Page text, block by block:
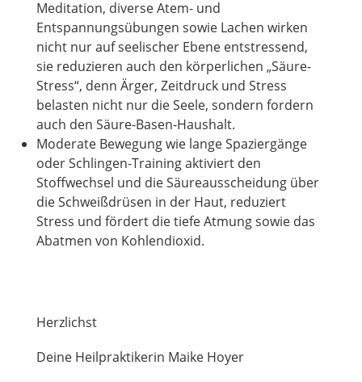
Meditation, diverse Atem- und
Entspannungsübungen sowie Lachen wirken
nicht nur auf seelischer Ebene entstressend,
sie reduzieren auch den körperlichen „Säure-
Stress“, denn Ärger, Zeitdruck und Stress
belasten nicht nur die Seele, sondern fordern
auch den Säure-Basen-Haushalt.
Moderate Bewegung wie lange Spaziergänge
oder Schlingen-Training aktiviert den
Stoffwechsel und die Säureausscheidung über
die Schweißdrüsen in der Haut, reduziert
Stress und fördert die tiefe Atmung sowie das
Abatmen von Kohlendioxid.
Herzlichst
Deine Heilpraktikerin Maike Hoyer